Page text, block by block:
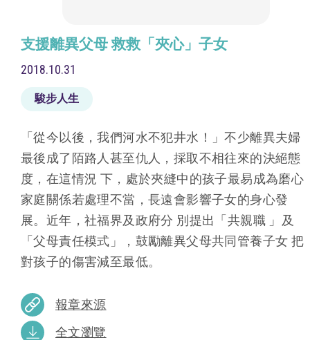
支援離異父母 救救「夾心」子女
2018.10.31
駿步人生
「從今以後，我們河水不犯井水！」不少離異夫婦
最後成了陌路人甚至仇人，採取不相往來的決絕態
度，在這情況 下，處於夾縫中的孩子最易成為磨心
家庭關係若處理不當，長遠會影響子女的身心發
展。近年，社福界及政府分 別提出「共親職 」及
「父母責任模式」，鼓勵離異父母共同管養子女 把
對孩子的傷害減至最低。
報章來源
全文瀏覽